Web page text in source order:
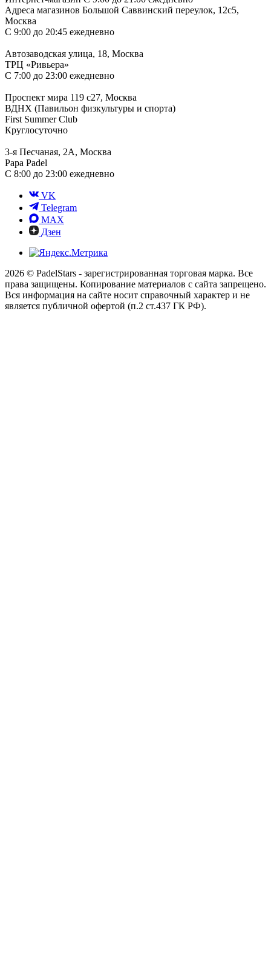
Адреса магазинов Большой Саввинский переулок, 12с5,
Москва
С 9:00 до 20:45 ежедневно
Автозаводская улица, 18, Москва
ТРЦ «Ривьера»
С 7:00 до 23:00 ежедневно
Проспект мира 119 с27, Москва
ВДНХ (Павильон физкультуры и спорта)
First Summer Club
Круглосуточно
3-я Песчаная, 2А, Москва
Papa Padel
С 8:00 до 23:00 ежедневно
VK
Telegram
MAX
Дзен
2026 © PadelStars - зарегистрированная торговая марка. Все
права защищены. Копирование материалов с сайта запрещено.
Вся информация на сайте носит справочный характер и не
является публичной офертой (п.2 ст.437 ГК РФ).